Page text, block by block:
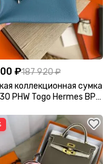
₽187 920 ₽
коллекционная сумка
PHW Togo Hermes BP-